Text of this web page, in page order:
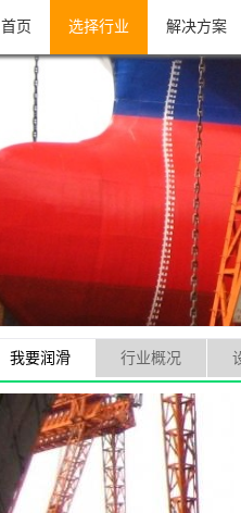
首页 选择行业 解决方案
我要润滑 行业概况